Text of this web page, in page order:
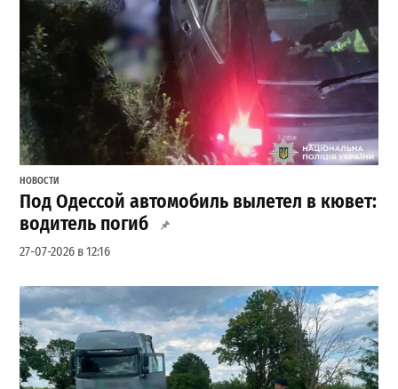
НОВОСТИ
Под Одессой автомобиль вылетел в кювет:
водитель погиб
27-07-2026 в 12:16